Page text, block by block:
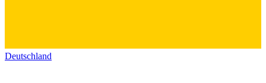
Deutschland